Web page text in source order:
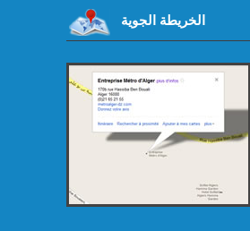
الخريطة الجوية